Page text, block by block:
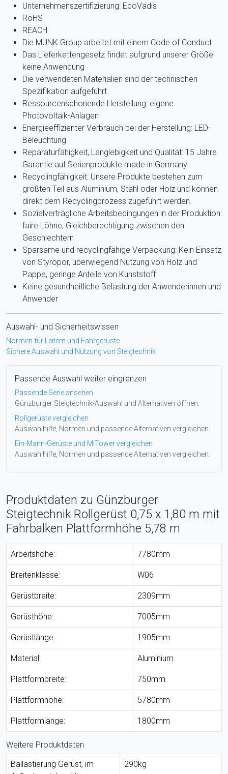
Unternehmenszertifizierung: EcoVadis
RoHS
REACH
Die MUNK Group arbeitet mit einem Code of Conduct
Das Lieferkettengesetz findet aufgrund unserer Größe
keine Anwendung
Die verwendeten Materialien sind der technischen
Spezifikation aufgeführt
Ressourcenschonende Herstellung: eigene
Photovoltaik-Anlagen
Energieeffizienter Verbrauch bei der Herstellung: LED-
Beleuchtung
Reparaturfähigkeit, Langlebigkeit und Qualität: 15 Jahre
Garantie auf Serienprodukte made in Germany
Recyclingfähigkeit: Unsere Produkte bestehen zum
größten Teil aus Aluminium, Stahl oder Holz und können
direkt dem Recyclingprozess zugeführt werden.
Sozialverträgliche Arbeitsbedingungen in der Produktion:
faire Löhne, Gleichberechtigung zwischen den
Geschlechtern
Sparsame und recyclingfähige Verpackung: Kein Einsatz
von Styropor, überwiegend Nutzung von Holz und
Pappe, geringe Anteile von Kunststoff
Keine gesundheitliche Belastung der Anwenderinnen und
Anwender
Auswahl- und Sicherheitswissen
Normen für Leitern und Fahrgerüste
Sichere Auswahl und Nutzung von Steigtechnik
Passende Auswahl weiter eingrenzen
Passende Serie ansehen
Günzburger Steigtechnik-Auswahl und Alternativen öffnen.
Rollgerüste vergleichen
Auswahlhilfe, Normen und passende Alternativen vergleichen.
Ein-Mann-Gerüste und MiTower vergleichen
Auswahlhilfe, Normen und passende Alternativen vergleichen.
Produktdaten zu Günzburger
Steigtechnik Rollgerüst 0,75 x 1,80 m mit
Fahrbalken Plattformhöhe 5,78 m
Arbeitshöhe: 7780mm
Breitenklasse: W06
Gerüstbreite: 2309mm
Gerüsthöhe: 7005mm
Gerüstlänge: 1905mm
Material: Aluminium
Plattformbreite: 750mm
Plattformhöhe: 5780mm
Plattformlänge: 1800mm
Weitere Produktdaten
Ballastierung Gerüst, im
290kg